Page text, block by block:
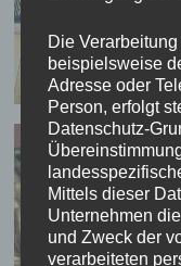
Die
beispielsweise
Adresse oder
Person, erfolgt
Datenschutz-
Mittels dieser
Unternehmen
und Zweck der
verarbeiteten